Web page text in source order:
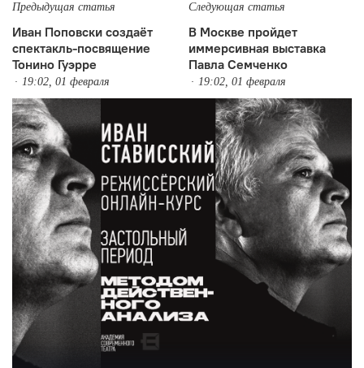
Предыдущая статья
Иван Поповски создаёт
спектакль-посвящение
Тонино Гуэрре
19:02, 01 февраля
Следующая статья
В Москве пройдет
иммерсивная выставка
Павла Семченко
19:02, 01 февраля